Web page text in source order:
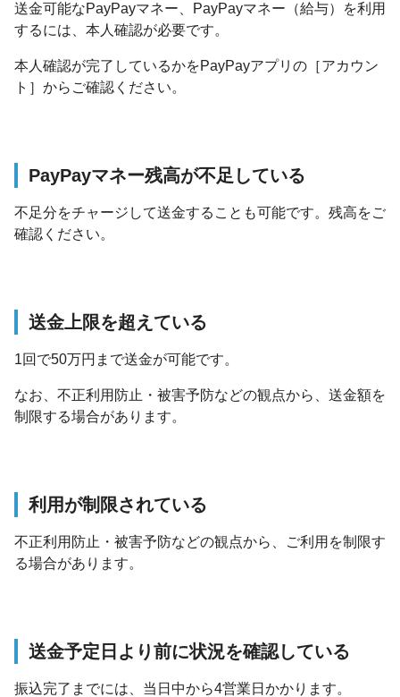
送金可能なPayPayマネー、PayPayマネー（給与）を利用
するには、本人確認が必要です。
本人確認が完了しているかをPayPayアプリの［アカウン
ト］からご確認ください。
PayPayマネー残高が不足している
不足分をチャージして送金することも可能です。残高をご
確認ください。
送金上限を超えている
1回で50万円まで送金が可能です。
なお、不正利用防止・被害予防などの観点から、送金額を
制限する場合があります。
利用が制限されている
不正利用防止・被害予防などの観点から、ご利用を制限す
る場合があります。
送金予定日より前に状況を確認している
振込完了までには、当日中から4営業日かかります。